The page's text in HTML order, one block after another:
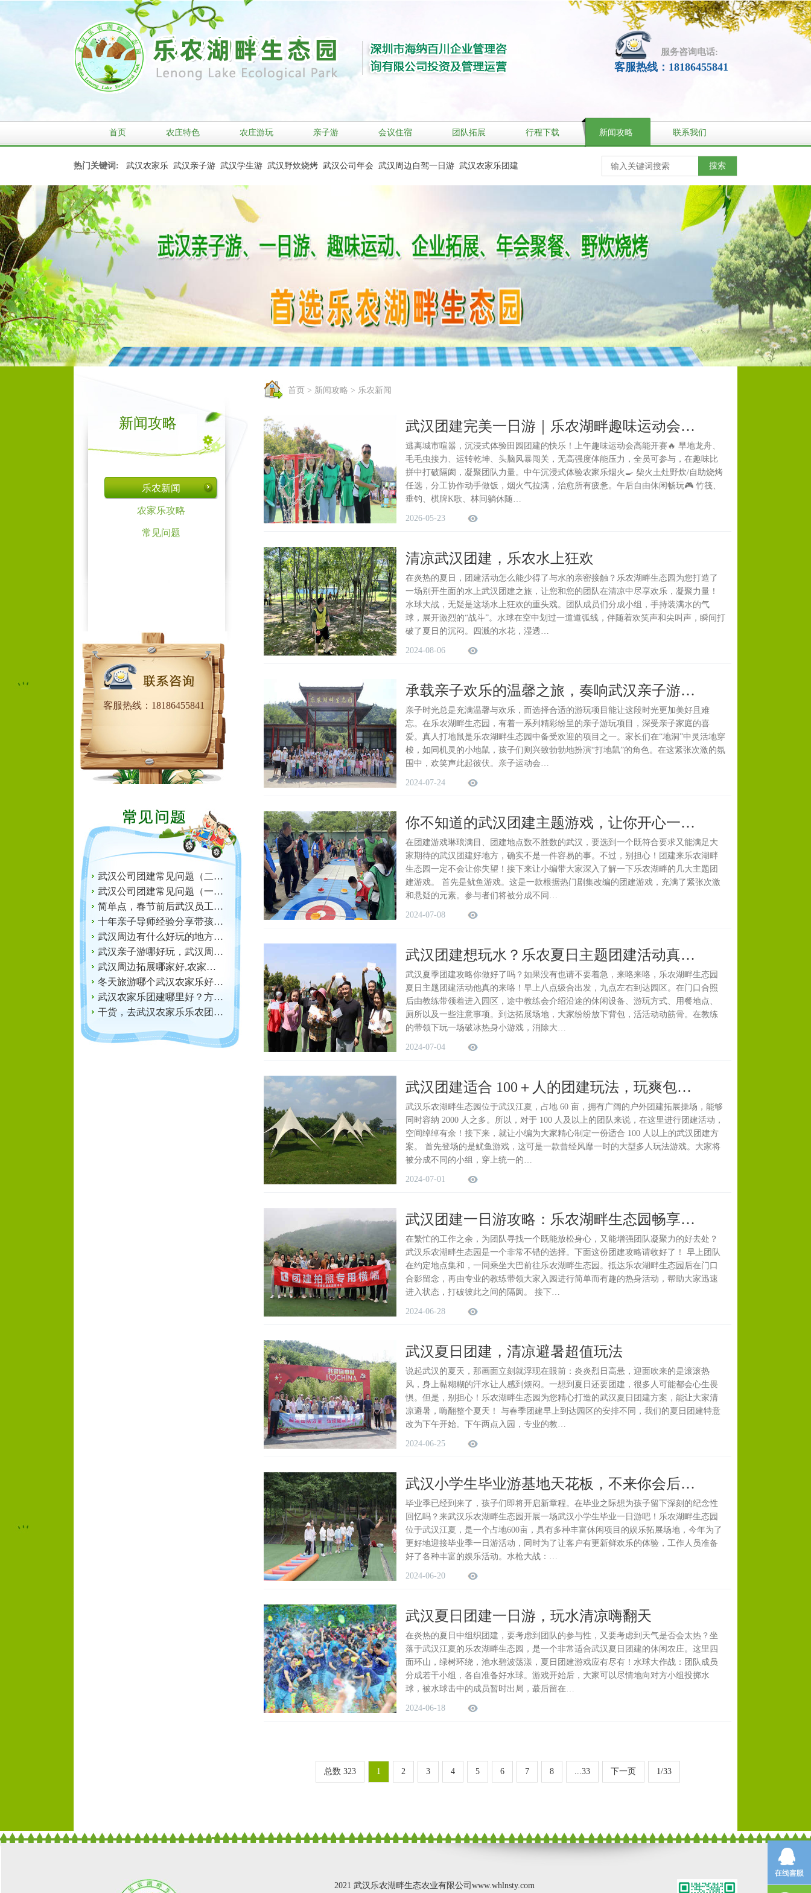
服务咨询电话:
客服热线：18186455841
首页 农庄特色 农庄游玩 亲子游 会议住宿 团队拓展 行程下载 新闻攻略 联系我们
热门关键词: 武汉农家乐 武汉亲子游 武汉学生游 武汉野炊烧烤 武汉公司年会 武汉周边自驾一日游 武汉农家乐团建
新闻攻略
乐农新闻
农家乐攻略
常见问题
客服热线：18186455841
武汉公司团建常见问题（二…
武汉公司团建常见问题（一…
简单点，春节前后武汉员工…
十年亲子导师经验分享带孩…
武汉周边有什么好玩的地方…
武汉亲子游哪好玩，武汉周…
武汉周边拓展哪家好,农家…
冬天旅游哪个武汉农家乐好…
武汉农家乐团建哪里好？方…
干货，去武汉农家乐乐农团…
首页 > 新闻攻略 > 乐农新闻
武汉团建完美一日游｜乐农湖畔趣味运动会…
逃离城市喧嚣，沉浸式体验田园团建的快乐！上午趣味运动会高能开赛🔥 旱地龙舟、
毛毛虫接力、运转乾坤、头脑风暴闯关，无高强度体能压力，全员可参与，在趣味比
拼中打破隔阂，凝聚团队力量。中午沉浸式体验农家乐烟火🍳 柴火土灶野炊/自助烧烤
任选，分工协作动手做饭，烟火气拉满，治愈所有疲惫。午后自由休闲畅玩🎮 竹筏、
垂钓、棋牌K歌、林间躺休随…
2026-05-23
清凉武汉团建，乐农水上狂欢
在炎热的夏日，团建活动怎么能少得了与水的亲密接触？乐农湖畔生态园为您打造了
一场别开生面的水上武汉团建之旅，让您和您的团队在清凉中尽享欢乐，凝聚力量！
水球大战，无疑是这场水上狂欢的重头戏。团队成员们分成小组，手持装满水的气
球，展开激烈的“战斗”。水球在空中划过一道道弧线，伴随着欢笑声和尖叫声，瞬间打
破了夏日的沉闷。四溅的水花，湿透…
2024-08-06
承载亲子欢乐的温馨之旅，奏响武汉亲子游…
亲子时光总是充满温馨与欢乐，而选择合适的游玩项目能让这段时光更加美好且难
忘。在乐农湖畔生态园，有着一系列精彩纷呈的亲子游玩项目，深受亲子家庭的喜
爱。真人打地鼠是乐农湖畔生态园中备受欢迎的项目之一。家长们在“地洞”中灵活地穿
梭，如同机灵的小地鼠，孩子们则兴致勃勃地扮演“打地鼠”的角色。在这紧张次激的氛
围中，欢笑声此起彼伏。亲子运动会…
2024-07-24
你不知道的武汉团建主题游戏，让你开心一…
在团建游戏琳琅满目、团建地点数不胜数的武汉，要选到一个既符合要求又能满足大
家期待的武汉团建好地方，确实不是一件容易的事。不过，别担心！团建来乐农湖畔
生态园一定不会让你失望！接下来让小编带大家深入了解一下乐农湖畔的几大主题团
建游戏。 首先是鱿鱼游戏。这是一款根据热门剧集改编的团建游戏，充满了紧张次激
和悬疑的元素。参与者们将被分成不同…
2024-07-08
武汉团建想玩水？乐农夏日主题团建活动真…
武汉夏季团建攻略你做好了吗？如果没有也请不要着急，来咯来咯，乐农湖畔生态园
夏日主题团建活动他真的来咯！早上八点级合出发，九点左右到达园区。在门口合照
后由教练带领着进入园区，途中教练会介绍沿途的休闲设备、游玩方式、用餐地点、
厕所以及一些注意事项。到达拓展场地，大家纷纷放下背包，活活动动筋骨。在教练
的带领下玩一场破冰热身小游戏，消除大…
2024-07-04
武汉团建适合 100＋人的团建玩法，玩爽包…
武汉乐农湖畔生态园位于武汉江夏，占地 60 亩，拥有广阔的户外团建拓展操场，能够
同时容纳 2000 人之多。所以，对于 100 人及以上的团队来说，在这里进行团建活动，
空间绰绰有余！接下来，就让小编为大家精心制定一份适合 100 人以上的武汉团建方
案。 首先登场的是鱿鱼游戏，这可是一款曾经风靡一时的大型多人玩法游戏。大家将
被分成不同的小组，穿上统一的…
2024-07-01
武汉团建一日游攻略：乐农湖畔生态园畅享…
在繁忙的工作之余，为团队寻找一个既能放松身心，又能增强团队凝聚力的好去处？
武汉乐农湖畔生态园是一个非常不错的选择。下面这份团建攻略请收好了！ 早上团队
在约定地点集和，一同乘坐大巴前往乐农湖畔生态园。抵达乐农湖畔生态园后在门口
合影留念，再由专业的教练带领大家入园进行简单而有趣的热身活动，帮助大家迅速
进入状态，打破彼此之间的隔阂。 接下…
2024-06-28
武汉夏日团建，清凉避暑超值玩法
说起武汉的夏天，那画面立刻就浮现在眼前：炎炎烈日高悬，迎面吹来的是滚滚热
风，身上黏糊糊的汗水让人感到烦闷。一想到夏日还要团建，很多人可能都会心生畏
惧。但是，别担心！乐农湖畔生态园为您精心打造的武汉夏日团建方案，能让大家清
凉避暑，嗨翻整个夏天！ 与春季团建早上到达园区的安排不同，我们的夏日团建特意
改为下午开始。下午两点入园，专业的教…
2024-06-25
武汉小学生毕业游基地天花板，不来你会后…
毕业季已经到来了，孩子们即将开启新章程。在毕业之际想为孩子留下深刻的纪念性
回忆吗？来武汉乐农湖畔生态园开展一场武汉小学生毕业一日游吧！乐农湖畔生态园
位于武汉江夏，是一个占地600亩，具有多种丰富休闲项目的娱乐拓展场地，今年为了
更好地迎接毕业季一日游活动，同时为了让客户有更新鲜欢乐的体验，工作人员准备
好了各种丰富的娱乐活动。水枪大战：…
2024-06-20
武汉夏日团建一日游，玩水清凉嗨翻天
在炎热的夏日中组织团建，要考虑到团队的参与性，又要考虑到天气是否会太热？坐
落于武汉江夏的乐农湖畔生态园，是一个非常适合武汉夏日团建的休闲农庄。这里四
面环山，绿树环绕，池水碧波荡漾，夏日团建游戏应有尽有！水球大作战：团队成员
分成若干小组，各自准备好水球。游戏开始后，大家可以尽情地向对方小组投掷水
球，被水球击中的成员暂时出局，蕞后留在…
2024-06-18
总数 323 1 2 3 4 5 6 7 8 ...33 下一页 1/33
2021 武汉乐农湖畔生态农业有限公司www.whlnsty.com